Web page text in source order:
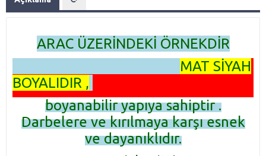
ARAC ÜZERİNDEKİ ÖRNEKDİR
MAT SİYAH
BOYALIDIR ,
boyanabilir yapıya sahiptir .
Darbelere ve kırılmaya karşı esnek
ve dayanıklıdır.